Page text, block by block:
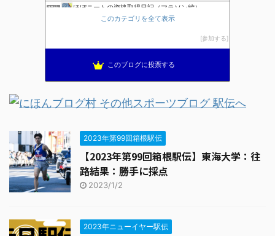
12位 ほぼニートの資格取得日記（マラソン編）
ブレインランナーズのマラソン日記
このカテゴリを全て表示
参加する
このブログに投票する
2023年第99回箱根駅伝
【2023年第99回箱根駅伝】東海大学：往
路結果：勝手に採点
2023/1/2
2023年ニューイヤー駅伝